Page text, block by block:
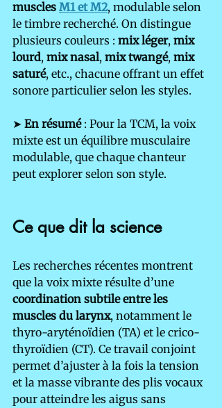
muscles M1 et M2, modulable selon
le timbre recherché. On distingue
plusieurs couleurs : mix léger, mix
lourd, mix nasal, mix twangé, mix
saturé, etc., chacune offrant un effet
sonore particulier selon les styles.
➤ En résumé : Pour la TCM, la voix
mixte est un équilibre musculaire
modulable, que chaque chanteur
peut explorer selon son style.
Ce que dit la science
Les recherches récentes montrent
que la voix mixte résulte d’une
coordination subtile entre les
muscles du larynx, notamment le
thyro-aryténoïdien (TA) et le crico-
thyroïdien (CT). Ce travail conjoint
permet d’ajuster à la fois la tension
et la masse vibrante des plis vocaux
pour atteindre les aigus sans